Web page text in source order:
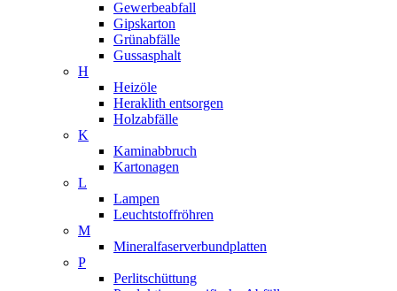
Gewerbeabfall
Gipskarton
Grünabfälle
Gussasphalt
H
Heizöle
Heraklith entsorgen
Holzabfälle
K
Kaminabbruch
Kartonagen
L
Lampen
Leuchtstoffröhren
M
Mineralfaserverbundplatten
P
Perlitschüttung